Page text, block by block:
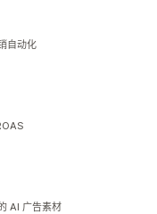
自动化
AI 广告素材